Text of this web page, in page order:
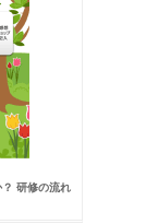
研修の流れ